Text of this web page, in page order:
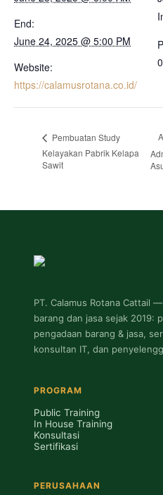
End:
June 24, 2025 @ 5:00 PM
Website:
https://calamusrotana.co.id/
Pembuatan Study
Kelayakan Pabrik Kelapa
Sawit
PT. Calamus Rotana Cattail
barang dan jasa sejak 2019:
pengadaan barang & jasa,
konsultan IT, dan
PROGRAM
Public Training
In House Training
Konsultasi
Sertifikasi
PERUSAHAAN